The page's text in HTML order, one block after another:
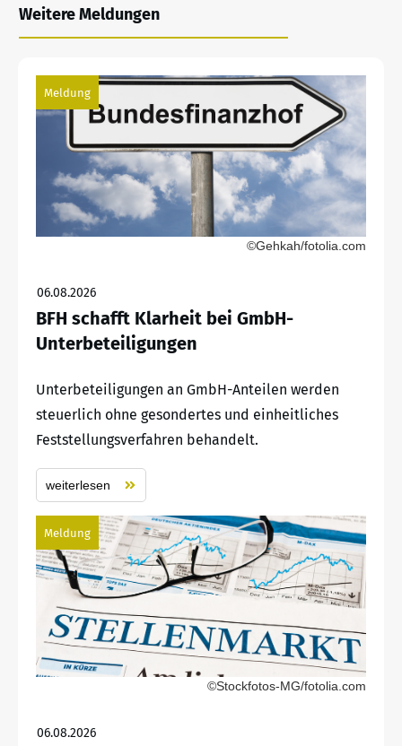
Weitere Meldungen
Meldung
©Gehkah/fotolia.com
06.08.2026
BFH schafft Klarheit bei GmbH-
Unterbeteiligungen
Unterbeteiligungen an GmbH-Anteilen werden
steuerlich ohne gesondertes und einheitliches
Feststellungsverfahren behandelt.
weiterlesen
Meldung
©Stockfotos-MG/fotolia.com
06.08.2026